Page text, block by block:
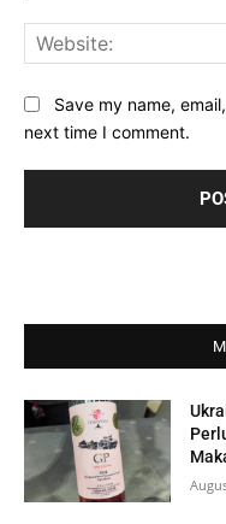
Save my name,
next time I comment.